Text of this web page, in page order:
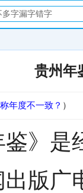
贵州年
年度不一致？ ）
》是
出版广